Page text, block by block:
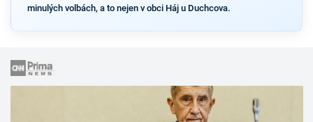
minulých volbách, a to nejen v obci Háj u Duchcova.